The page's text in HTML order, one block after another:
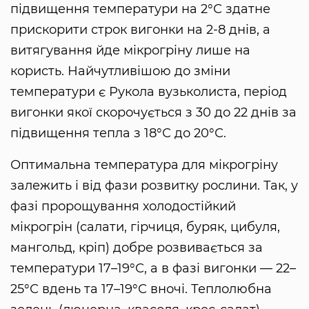
підвищення температури на 2°С здатне
прискорити строк вигонки на 2-8 днів, а
витягування йде мікрогріну лише на
користь. Найчутливішою до зміни
температури є Рукола вузьколиста, період
вигонки якої скорочується з 30 до 22 днів за
підвищення тепла з 18°С до 20°С.
Оптимальна температура для мікрогріну
залежить і від фази розвитку рослини. Так, у
фазі пророщування холодостійкий
мікрогрін (салати, гірчиця, буряк, цибуля,
мангольд, кріп) добре розвивається за
температури 17–19°С, а в фазі вигонки — 22–
25°С вдень та 17–19°С вночі. Теплолюбна